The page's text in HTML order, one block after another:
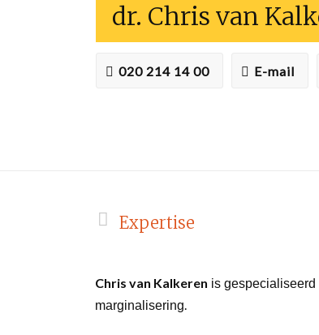
dr. Chris van
020 214 14 00 E-mail
Expertise
Chris van Kalkeren is
marginalisering